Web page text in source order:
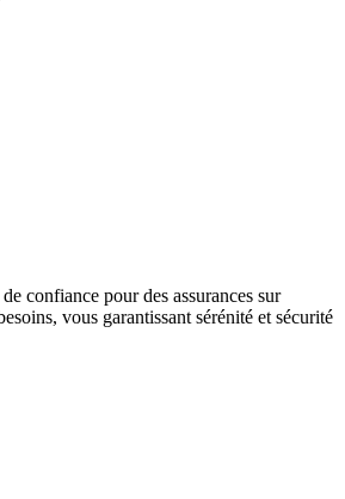
confiance pour des assurances sur
vous garantissant sérénité et sécurité